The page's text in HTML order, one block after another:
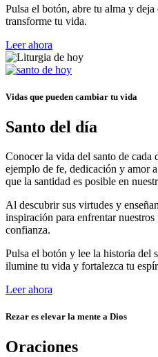
Pulsa el botón, abre tu alma y
transforme tu vida.
Leer ahora
Vidas que pueden cambiar tu vida
Santo del día
Conocer la vida del santo de cada
ejemplo de fe, dedicación y amor
que la santidad es posible en
Al descubrir sus virtudes y
inspiración para enfrentar
confianza.
Pulsa el botón y lee la historia del
ilumine tu vida y fortalezca tu
Leer ahora
Rezar es elevar la mente a Dios
Oraciones